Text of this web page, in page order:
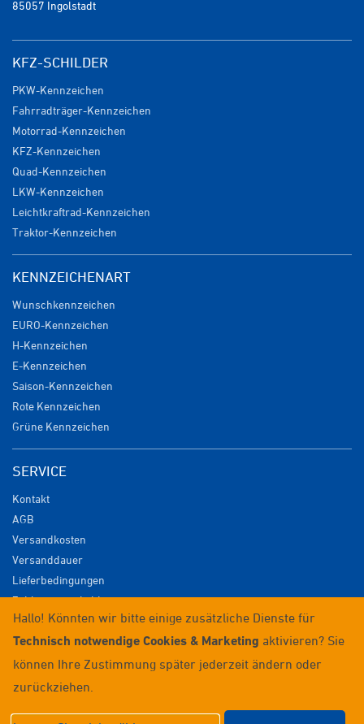
85057 Ingolstadt
KFZ-SCHILDER
PKW-Kennzeichen
Fahrradträger-Kennzeichen
Motorrad-Kennzeichen
KFZ-Kennzeichen
Quad-Kennzeichen
LKW-Kennzeichen
Leichtkraftrad-Kennzeichen
Traktor-Kennzeichen
KENNZEICHENART
Wunschkennzeichen
EURO-Kennzeichen
H-Kennzeichen
E-Kennzeichen
Saison-Kennzeichen
Rote Kennzeichen
Grüne Kennzeichen
SERVICE
Kontakt
AGB
Versandkosten
Versanddauer
Lieferbedingungen
Zahlungsmöglichkeiten
Datenschutz
Impressum
Widerrufsrecht
Anmelden / Registrieren
© 2026 Wunschkennzeichenversand
Hallo! Könnten wir bitte einige zusätzliche Dienste für
Technisch notwendige Cookies & Marketing aktivieren? Sie
können Ihre Zustimmung später jederzeit ändern oder
zurückziehen.